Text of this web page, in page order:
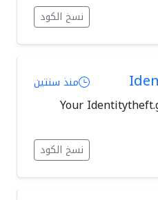
نسخ الكود
منذ سنتين
Your
نسخ الكود